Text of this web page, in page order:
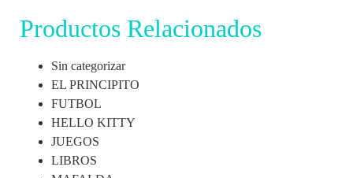
Productos Relacionados
Sin categorizar
EL PRINCIPITO
FUTBOL
HELLO KITTY
JUEGOS
LIBROS